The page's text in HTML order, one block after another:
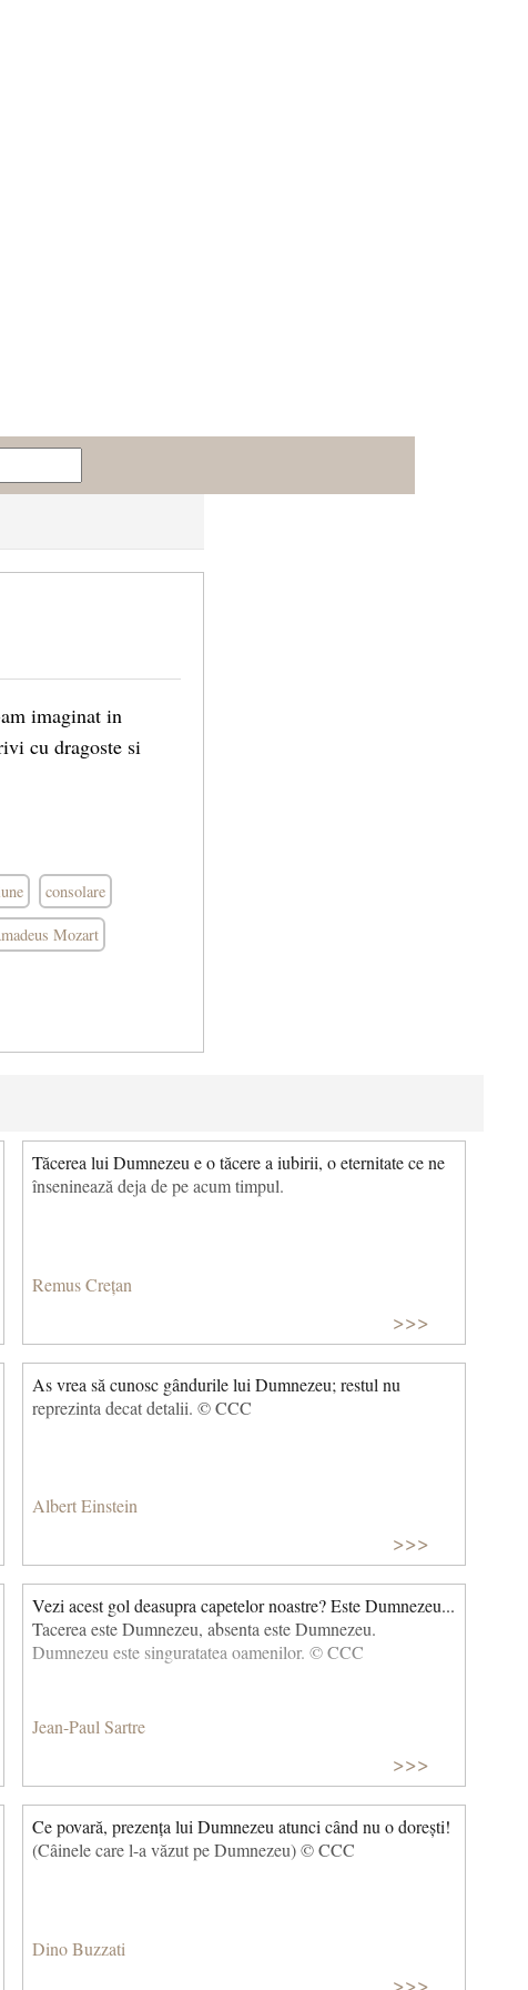
imaginat in
cu dragoste si
consolare
Mozart
Tăcerea lui Dumnezeu e o tăcere a iubirii, o eternitate ce ne
înseninează deja de pe acum timpul.
Remus Crețan
>>>
As vrea să cunosc gândurile lui Dumnezeu; restul nu
reprezinta decat detalii. © CCC
Albert Einstein
>>>
Vezi acest gol deasupra capetelor noastre? Este Dumnezeu...
Tacerea este Dumnezeu, absenta este Dumnezeu.
Dumnezeu este singuratatea oamenilor. © CCC
Jean-Paul Sartre
>>>
Ce povară, prezența lui Dumnezeu atunci când nu o dorești!
(Câinele care l-a văzut pe Dumnezeu) © CCC
Dino Buzzati
>>>